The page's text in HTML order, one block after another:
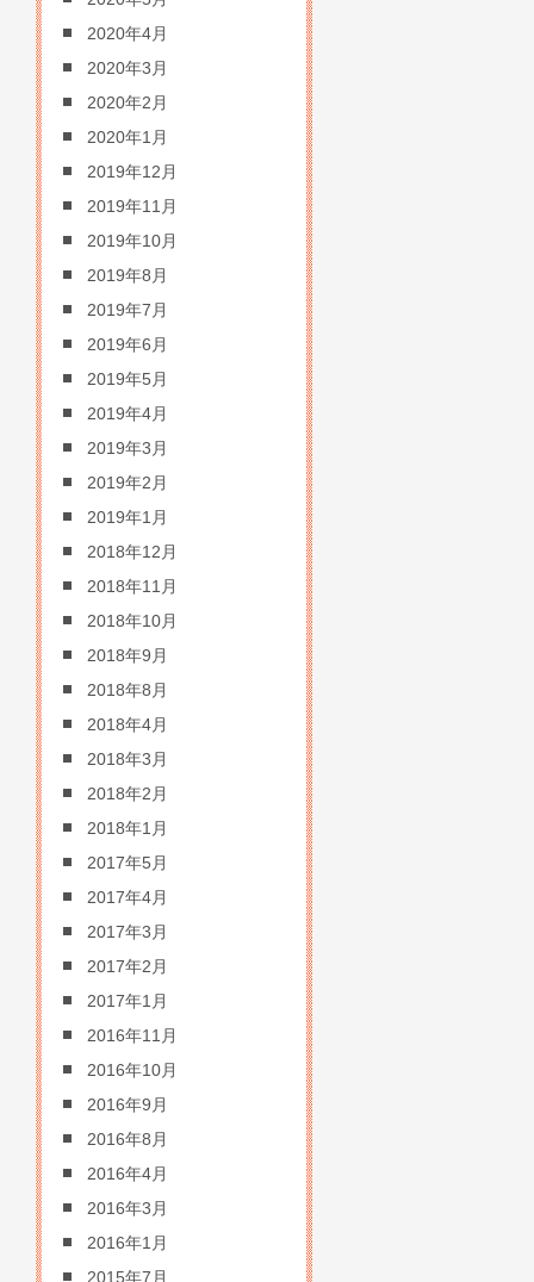
2020年4月
2020年3月
2020年2月
2020年1月
2019年12月
2019年11月
2019年10月
2019年8月
2019年7月
2019年6月
2019年5月
2019年4月
2019年3月
2019年2月
2019年1月
2018年12月
2018年11月
2018年10月
2018年9月
2018年8月
2018年4月
2018年3月
2018年2月
2018年1月
2017年5月
2017年4月
2017年3月
2017年2月
2017年1月
2016年11月
2016年10月
2016年9月
2016年8月
2016年4月
2016年3月
2016年1月
2015年7月